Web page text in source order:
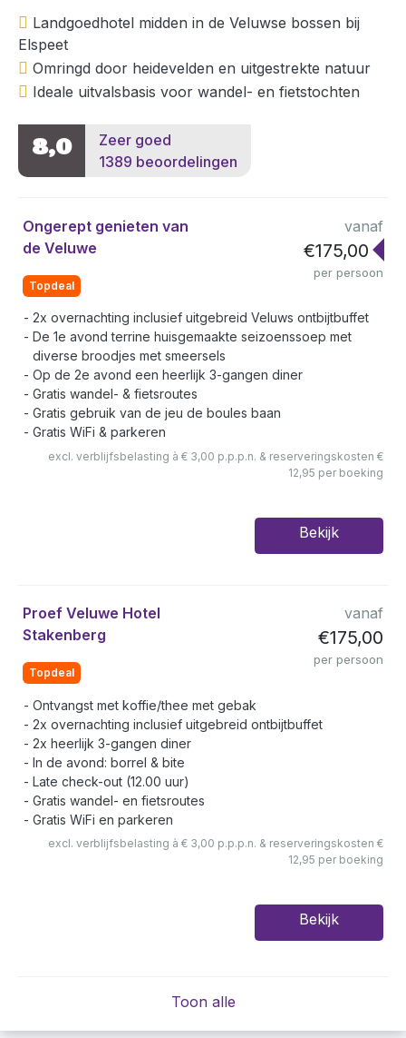
Landgoedhotel midden in de Veluwse bossen bij
Elspeet
Omringd door heidevelden en uitgestrekte natuur
Ideale uitvalsbasis voor wandel- en fietstochten
8,0
Zeer goed
1389 beoordelingen
Ongerept genieten van
de Veluwe
Topdeal
vanaf
€175,00
per persoon
2x overnachting inclusief uitgebreid Veluws ontbijtbuffet
De 1e avond terrine huisgemaakte seizoenssoep met
diverse broodjes met smeersels
Op de 2e avond een heerlijk 3-gangen diner
Gratis wandel- & fietsroutes
Gratis gebruik van de jeu de boules baan
Gratis WiFi & parkeren
excl. verblijfsbelasting à € 3,00 p.p.p.n. & reserveringskosten €
12,95 per boeking
Bekijk
Proef Veluwe Hotel
Stakenberg
Topdeal
vanaf
€175,00
per persoon
Ontvangst met koffie/thee met gebak
2x overnachting inclusief uitgebreid ontbijtbuffet
2x heerlijk 3-gangen diner
In de avond: borrel & bite
Late check-out (12.00 uur)
Gratis wandel- en fietsroutes
Gratis WiFi en parkeren
excl. verblijfsbelasting à € 3,00 p.p.p.n. & reserveringskosten €
12,95 per boeking
Bekijk
Toon alle